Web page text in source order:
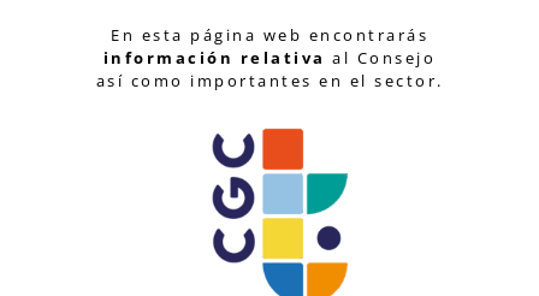
En esta página web encontrarás
información relativa al Consejo
así como importantes en el sector.